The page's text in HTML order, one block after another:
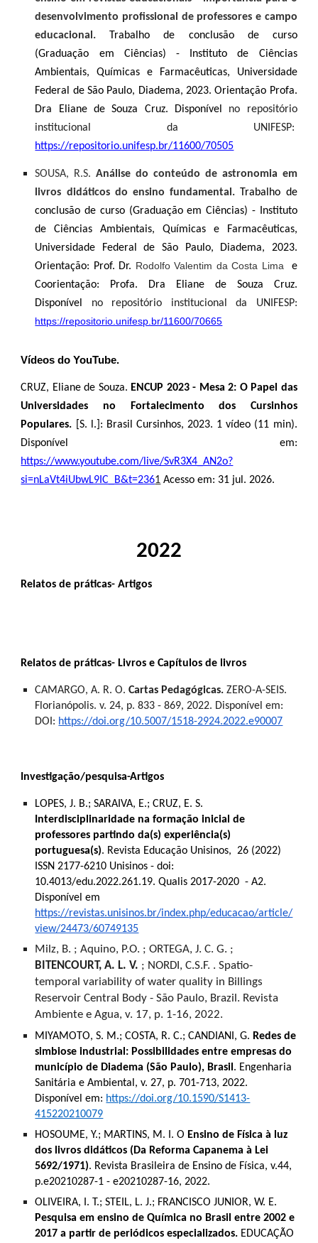
desenvolvimento profissional de professores e campo
educacional.Trabalho de conclusão de curso
(Graduação em Ciências) - Instituto de Ciências
Ambientais, Químicas e Farmacêuticas, Universidade
Federal de São Paulo, Diadema, 2023. Orientação Profa.
Dra Eliane de Souza Cruz. Disponível no repositório
institucional da UNIFESP:
https://repositorio.unifesp.br/11600/70505
SOUSA, R.S.Análise do conteúdo de astronomia em
livros didáticos do ensino fundamental. Trabalho de
conclusão de curso (Graduação em Ciências) - Instituto
de Ciências Ambientais, Químicas e Farmacêuticas,
Universidade Federal de São Paulo, Diadema, 2023.
Orientação: Prof. Dr. Rodolfo Valentim da Costa Lima
e
Coorientação: Profa. Dra Eliane de Souza Cruz.
Disponível no repositório institucional da UNIFESP:
https://repositorio.unifesp.br/11600/70665
Vídeos do YouTube.
CRUZ, Eliane de Souza. ENCUP 2023 - Mesa 2: O Papel das
Universidades no Fortalecimento dos Cursinhos
Populares. [S. l.]: Brasil Cursinhos, 2023. 1 vídeo (11 min).
Disponível em:
https://www.youtube.com/live/SvR3X4_AN2o?
si=nLaVt4iUbwL9IC_B&t=2361 Acesso em: 31 jul. 2026.
2022
Relatos de práticas- Artigos
Relatos de práticas- Livros e Capítulos de livros
CAMARGO, A. R. O.Cartas Pedagógicas. ZERO-A-SEIS.
Florianópolis. v. 24, p. 833 - 869, 2022. Disponível em:
DOI: https://doi.org/10.5007/1518-2924.2022.e90007
Investigação/pesquisa-Artigos
LOPES, J. B.; SARAIVA, E.; CRUZ, E. S.
Interdisciplinaridade na formação inicial de
professores partindo da(s) experiência(s)
portuguesa(s). Revista Educação Unisinos, 26 (2022)
ISSN 2177-6210 Unisinos - doi:
10.4013/edu.2022.261.19. Qualis 2017-2020 - A2.
Disponível em
https://revistas.unisinos.br/index.php/educacao/article/
view/24473/60749135
Milz, B. ; Aquino, P.O. ; ORTEGA, J. C. G. ;
BITENCOURT, A. L. V. ; NORDI, C.S.F. . Spatio-
temporal variability of water quality in Billings
Reservoir Central Body - São Paulo, Brazil. Revista
Ambiente e Agua, v. 17, p. 1-16, 2022.
MIYAMOTO, S. M.; COSTA, R. C.; CANDIANI, G. Redes de
simbiose industrial: Possibilidades entre empresas do
município de Diadema (São Paulo), Brasil. Engenharia
Sanitária e Ambiental, v. 27, p. 701-713, 2022.
Disponível em: https://doi.org/10.1590/S1413-
415220210079
HOSOUME, Y.; MARTINS, M. I. O Ensino de Física à luz
dos livros didáticos (Da Reforma Capanema à Lei
5692/1971). Revista Brasileira de Ensino de Física, v.44,
p.e20210287-1 - e20210287-16, 2022.
OLIVEIRA, I. T.; STEIL, L. J.; FRANCISCO JUNIOR, W. E.
Pesquisa em ensino de Química no Brasil entre 2002 e
2017 a partir de periódicos especializados. EDUCAÇÃO